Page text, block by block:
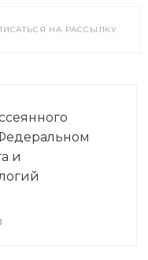
НА РАССЫЛКУ
2012 2011
и